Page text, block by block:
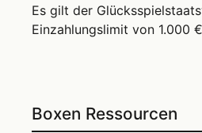
Es gilt der
Einzahlungslimit von 1.000
Boxen Ressourcen